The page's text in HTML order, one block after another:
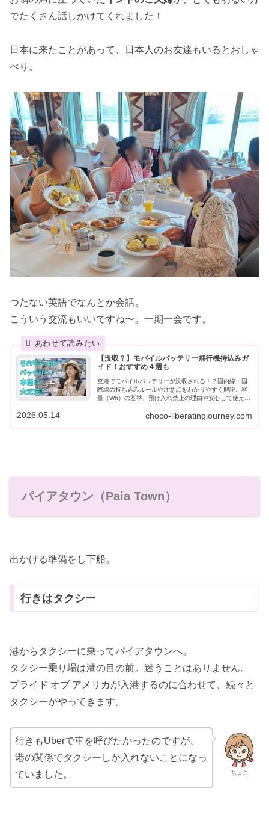
でたくさん話しかけてくれました！
日本に来たことがあって、日本人のお友達もいるとおしゃ
べり。
つたない英語でなんとか会話。
こういう交流もいいですね〜。 一期一会です。
【没収？】モバイルバッテリー飛行機持込みガ
イド！おすすめ４選も
空港でモバイルバッテリーが没収される！？国内線・国
際線の持ち込みルールや注意点をわかりやすく解説。容
量（Wh）の基準、預け入れ禁止の理由や安心して使える
choco-liberatingjourney.com
2026.05.14
パイアタウン（Paia Town）
出かける準備をし下船。
行きはタクシー
港からタクシーに乗ってパイアタウンへ。
タクシー乗り場は港の目の前。迷うことはありません。
プライド オブ アメリカが入港するのに合わせて、続々と
タクシーがやってきます。
ちょこ
行きもUberで車を呼びたかったのですが、
港の関係でタクシーしか入れないことになっ
ていました。